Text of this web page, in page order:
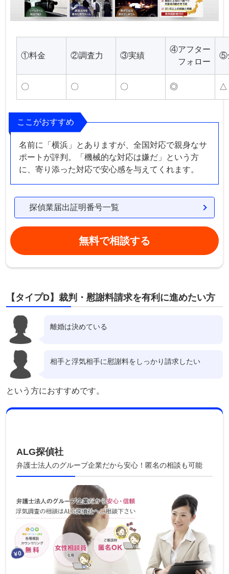
①料金 ②調査力 ③実績
④アフター
フォロー
⑤
〇 〇 〇 ◎ △
ここがおすすめ
名前に「横浜」とありますが、全国対応で親身なサ
ポートが評判。「機械的な対応は嫌だ」という方
に、寄り添った対応で安心感を与えてくれます。
探偵業届出証明番号一覧
無料で相談する
【タイプD】裁判・慰謝料請求を有利に進めたい方
離婚は決めている
相手と浮気相手に慰謝料をしっかり請求したい
という方におすすめです。
ALG探偵社
弁護士法人のグループ企業だから安心！匿名の相談も可能